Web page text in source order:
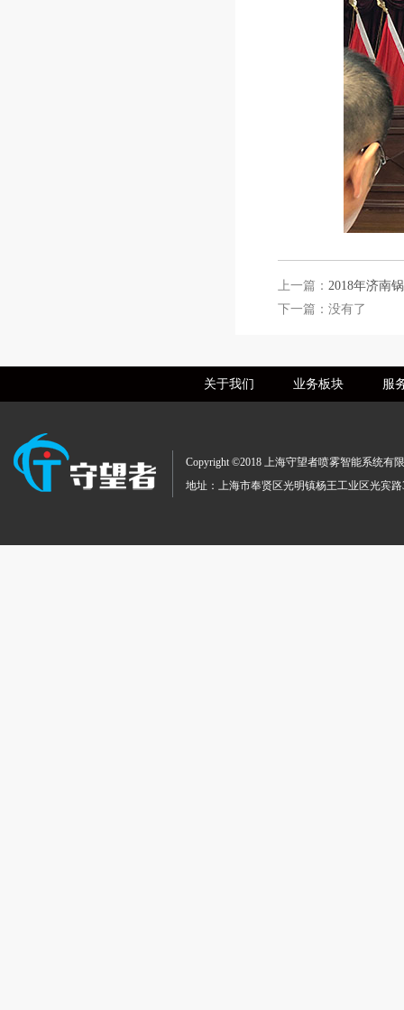
上一篇： 2018年济南
下一篇：没有了
关于我们 业务板块 服
Copyright ©2018 上海守望者喷雾智能系统有
地址：上海市奉贤区光明镇杨王工业区光宾路